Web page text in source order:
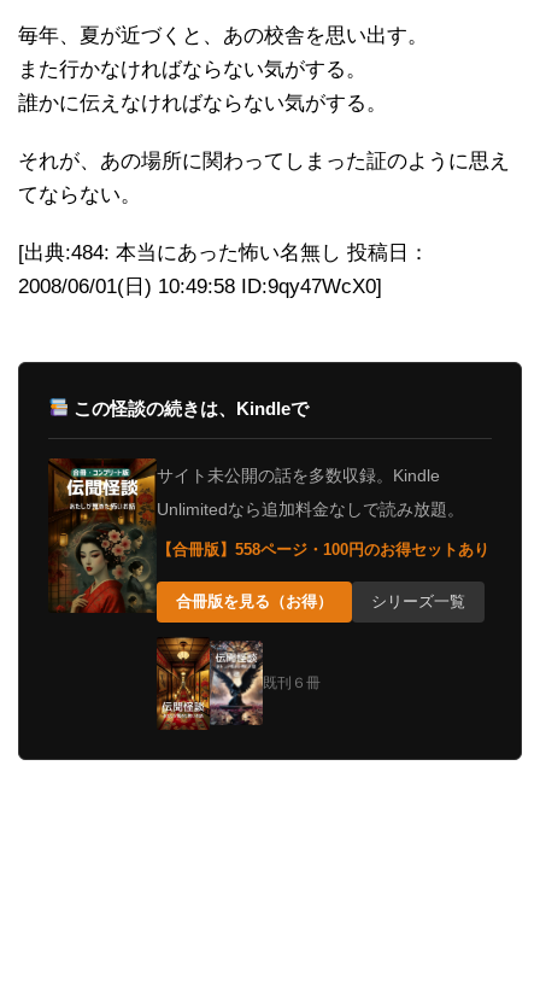
毎年、夏が近づくと、あの校舎を思い出す。
また行かなければならない気がする。
誰かに伝えなければならない気がする。
それが、あの場所に関わってしまった証のように思え
てならない。
[出典:484: 本当にあった怖い名無し 投稿日：
2008/06/01(日) 10:49:58 ID:9qy47WcX0]
この怪談の続きは、Kindleで
サイト未公開の話を多数収録。Kindle
Unlimitedなら追加料金なしで読み放題。
【合冊版】558ページ・100円のお得セットあり
合冊版を見る（お得） シリーズ一覧
既刊６冊